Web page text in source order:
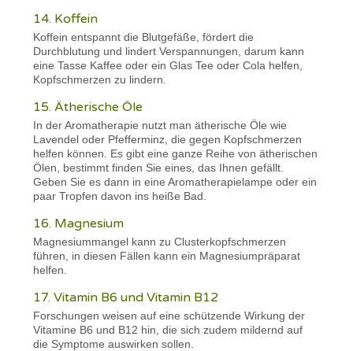
14. Koffein
Koffein entspannt die Blutgefäße, fördert die
Durchblutung und lindert Verspannungen, darum kann
eine Tasse Kaffee oder ein Glas Tee oder Cola helfen,
Kopfschmerzen zu lindern.
15. Ätherische Öle
In der Aromatherapie nutzt man ätherische Öle wie
Lavendel oder Pfefferminz, die gegen Kopfschmerzen
helfen können. Es gibt eine ganze Reihe von ätherischen
Ölen, bestimmt finden Sie eines, das Ihnen gefällt.
Geben Sie es dann in eine Aromatherapielampe oder ein
paar Tropfen davon ins heiße Bad.
16. Magnesium
Magnesiummangel kann zu Clusterkopfschmerzen
führen, in diesen Fällen kann ein Magnesiumpräparat
helfen.
17. Vitamin B6 und Vitamin B12
Forschungen weisen auf eine schützende Wirkung der
Vitamine B6 und B12 hin, die sich zudem mildernd auf
die Symptome auswirken sollen.